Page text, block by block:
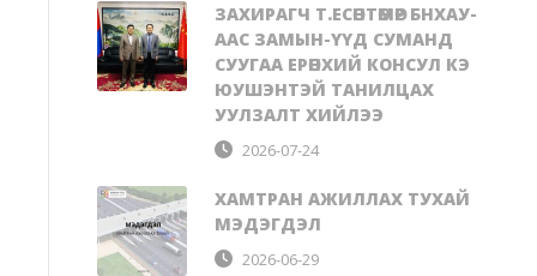
ЗАХИРАГЧ Т.ЕСӨНТӨМӨР БНХАУ-
ААС ЗАМЫН-ҮҮД СУМАНД
СУУГАА ЕРӨНХИЙ КОНСУЛ КЭ
ЮУШЭНТЭЙ ТАНИЛЦАХ
УУЛЗАЛТ ХИЙЛЭЭ
2026-07-24
ХАМТРАН АЖИЛЛАХ ТУХАЙ
МЭДЭГДЭЛ
2026-06-29